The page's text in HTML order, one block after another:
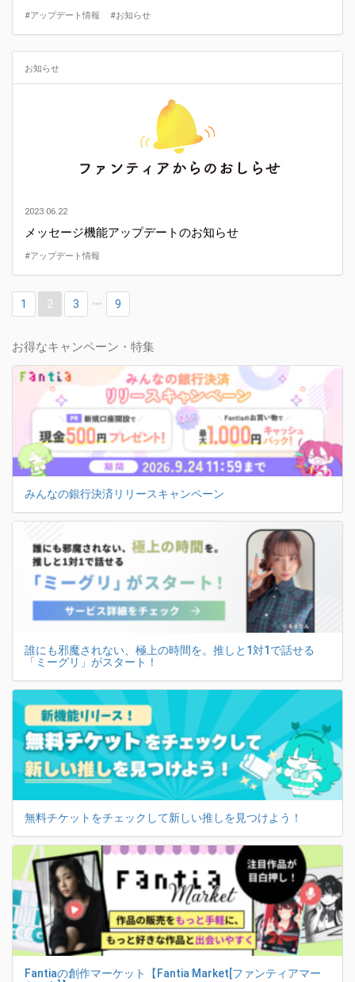
#アップデート情報 #お知らせ
お知らせ
2023.06.22
メッセージ機能アップデートのお知らせ
#アップデート情報
1 2 3 9
お得なキャンペーン・特集
みんなの銀行決済リリースキャンペーン
誰にも邪魔されない、極上の時間を。推しと1対1で話せる
「ミーグリ」がスタート！
無料チケットをチェックして新しい推しを見つけよう！
Fantiaの創作マーケット【Fantia Market[ファンティアマー